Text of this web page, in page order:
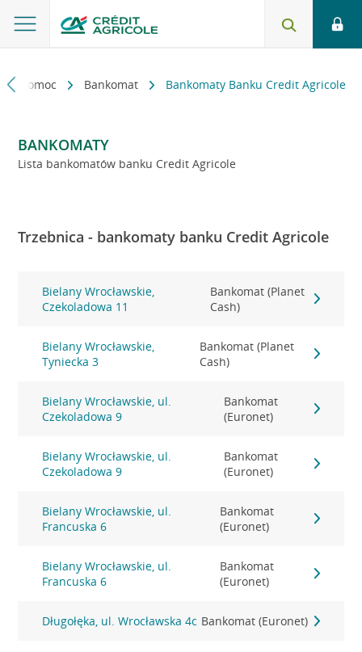
i pomoc Bankomat Bankomaty Banku Credit Agricole
BANKOMATY
Lista bankomatów banku Credit Agricole
Trzebnica - bankomaty banku Credit Agricole
Bielany Wrocławskie,
Czekoladowa 11
Bankomat (Planet
Cash)
Bielany Wrocławskie,
Tyniecka 3
Bankomat (Planet
Cash)
Bielany Wrocławskie, ul.
Czekoladowa 9
Bankomat
(Euronet)
Bielany Wrocławskie, ul.
Czekoladowa 9
Bankomat
(Euronet)
Bielany Wrocławskie, ul.
Francuska 6
Bankomat
(Euronet)
Bielany Wrocławskie, ul.
Francuska 6
Bankomat
(Euronet)
Długołęka, ul. Wrocławska 4c Bankomat (Euronet)